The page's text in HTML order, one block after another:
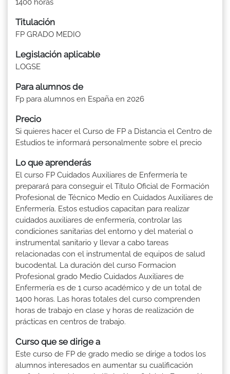
1400 horas
Titulación
FP GRADO MEDIO
Legislación aplicable
LOGSE
Para alumnos de
Fp para alumnos en España en 2026
Precio
Si quieres hacer el Curso de FP a Distancia el Centro de
Estudios te informará personalmente sobre el precio
Lo que aprenderás
El curso FP Cuidados Auxiliares de Enfermería te
preparará para conseguir el Título Oficial de Formación
Profesional de Técnico Medio en Cuidados Auxiliares de
Enfermería. Estos estudios capacitan para realizar
cuidados auxiliares de enfermería, controlar las
condiciones sanitarias del entorno y del material o
instrumental sanitario y llevar a cabo tareas
relacionadas con el instrumental de equipos de salud
bucodental. La duración del curso Formacion
Profesional grado Medio Cuidados Auxiliares de
Enfermería es de 1 curso académico y de un total de
1400 horas. Las horas totales del curso comprenden
horas de trabajo en clase y horas de realización de
prácticas en centros de trabajo.
Curso que se dirige a
Este curso de FP de grado medio se dirige a todos los
alumnos interesados en aumentar su cualificación